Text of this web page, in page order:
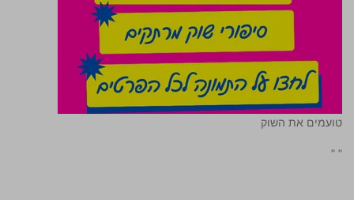
טועמים את השוק
"
"